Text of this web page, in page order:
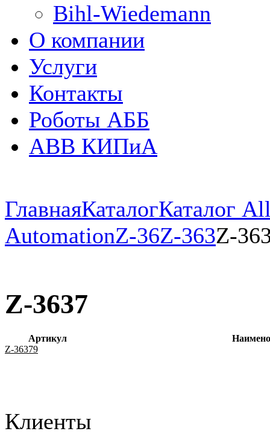
Bihl-Wiedemann
О компании
Услуги
Контакты
Роботы АББ
ABB КИПиА
ГлавнаяКаталогКаталог
AutomationZ-36Z-363Z-
Z-3637
Артикул
Z-36379
Клиенты